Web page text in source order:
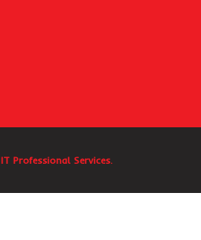
IT Professional Services.